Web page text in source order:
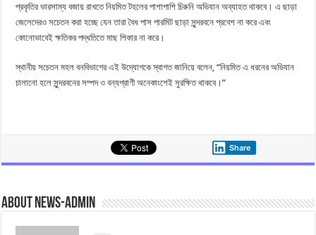
প্রকৃতির ভারসাম্য বজায় রাখতে নিয়মিত টহলের পাশাপাশি চিরুনি অভিযান অব্যাহত থাকবে। এ ছাড়া
জেলেদেরও সচেতন করা হচ্ছে যেন তারা বৈধ পাস পারমিট ছাড়া সুন্দরবনে প্রবেশ না করে এবং
কোনোভাবেই ক্ষতিকর পদ্ধতিতে মাছ শিকার না করে।
স্থানীয় সচেতন মহল বনবিভাগের এই উদ্যোগকে স্বাগত জানিয়ে বলেন, “নিয়মিত এ ধরনের অভিযান
চালানো হলে সুন্দরবনের সম্পদ ও বন্যপ্রাণী অনেকাংশেই সুরক্ষিত থাকবে।”
Share
About news-admin